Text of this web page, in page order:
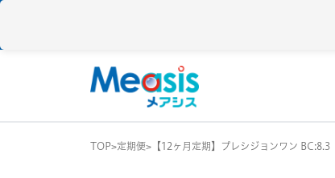
TOP 定期便 【12ヶ月定期】プレシジョンワン